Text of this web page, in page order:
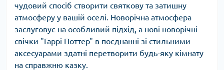
чудовий спосіб створити святкову та затишну
атмосферу у вашій оселі. Новорічна атмосфера
заслуговує на особливий підхід, а нові новорічні
свічки "Гаррі Поттер" в поєднанні зі стильними
аксесуарами здатні перетворити будь-яку кімнату
на справжню казку.